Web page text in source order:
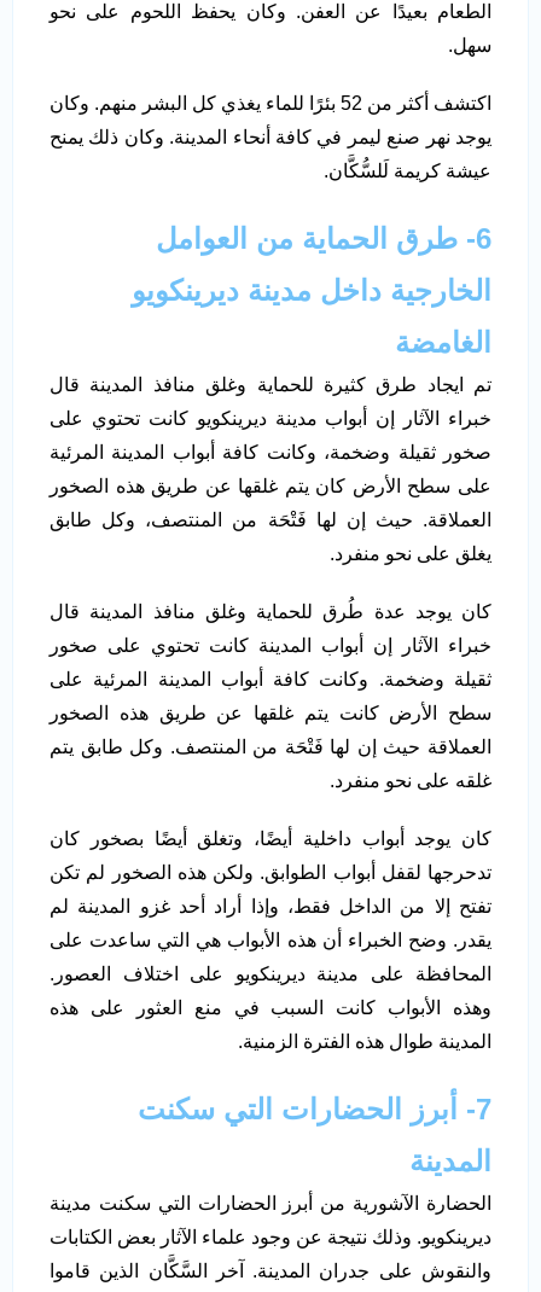
الطعام بعيدًا عن العفن. وكان يحفظ اللحوم على نحو
سهل.
اكتشف أكثر من 52 بئرًا للماء يغذي كل البشر منهم. وكان
يوجد نهر صنع ليمر في كافة أنحاء المدينة. وكان ذلك يمنح
عيشة كريمة لَلسُّكَّان.
6- طرق الحماية من العوامل
الخارجية داخل مدينة ديرينكويو
الغامضة
تم ايجاد طرق كثيرة للحماية وغلق منافذ المدينة قال
خبراء الآثار إن أبواب مدينة ديرينكويو كانت تحتوي على
صخور ثقيلة وضخمة، وكانت كافة أبواب المدينة المرئية
على سطح الأرض كان يتم غلقها عن طريق هذه الصخور
العملاقة. حيث إن لها فَتْحَة من المنتصف، وكل طابق
يغلق على نحو منفرد.
كان يوجد عدة طُرق للحماية وغلق منافذ المدينة قال
خبراء الآثار إن أبواب المدينة كانت تحتوي على صخور
ثقيلة وضخمة. وكانت كافة أبواب المدينة المرئية على
سطح الأرض كانت يتم غلقها عن طريق هذه الصخور
العملاقة حيث إن لها فَتْحَة من المنتصف. وكل طابق يتم
غلقه على نحو منفرد.
كان يوجد أبواب داخلية أيضًا، وتغلق أيضًا بصخور كان
تدحرجها لقفل أبواب الطوابق. ولكن هذه الصخور لم تكن
تفتح إلا من الداخل فقط، وإذا أراد أحد غزو المدينة لم
يقدر. وضح الخبراء أن هذه الأبواب هي التي ساعدت على
المحافظة على مدينة ديرينكويو على اختلاف العصور.
وهذه الأبواب كانت السبب في منع العثور على هذه
المدينة طوال هذه الفترة الزمنية.
7- أبرز الحضارات التي سكنت
المدينة
الحضارة الآشورية من أبرز الحضارات التي سكنت مدينة
ديرينكويو. وذلك نتيجة عن وجود علماء الآثار بعض الكتابات
والنقوش على جدران المدينة. آخر السَّكَّان الذين قاموا